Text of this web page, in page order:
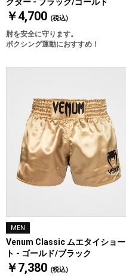
クター - ブラック/ゴールド
￥4,700 (税込)
肘を安全に守ります。
ボクシング運動におすすめ！
MEN
Venum Classic ムエタイショー
ト - ゴールド/ブラック
￥7,380 (税込)